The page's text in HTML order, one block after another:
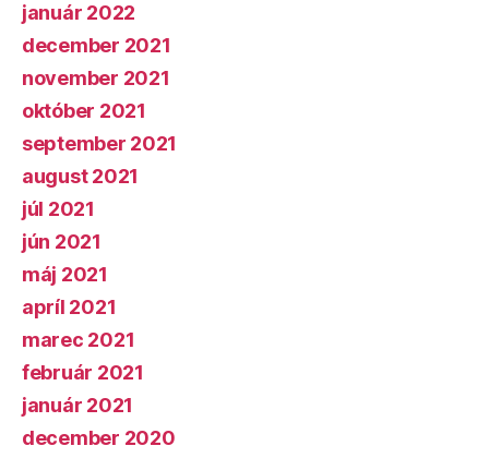
január 2022
december 2021
november 2021
október 2021
september 2021
august 2021
júl 2021
jún 2021
máj 2021
apríl 2021
marec 2021
február 2021
január 2021
december 2020